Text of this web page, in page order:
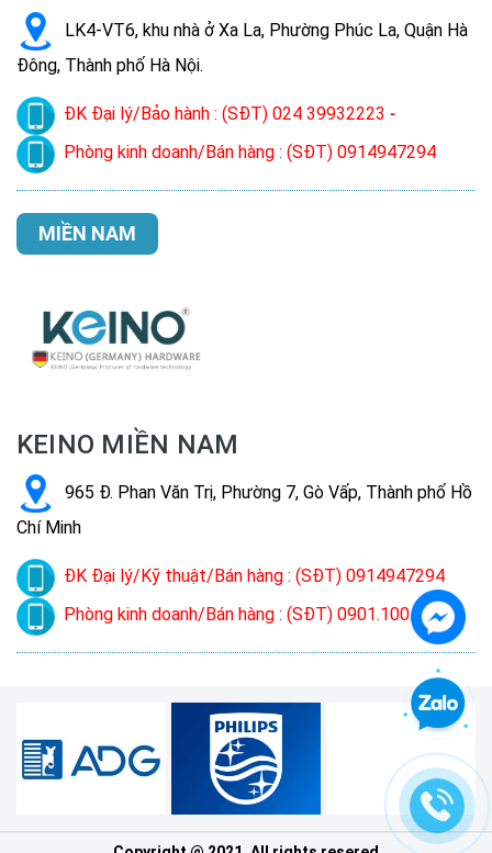
LK4-VT6, khu nhà ở Xa La, Phường Phúc La, Quận Hà
Đông, Thành phố Hà Nội.
ĐK Đại lý/Bảo hành : (SĐT) 024 39932223 -
Phòng kinh doanh/Bán hàng : (SĐT) 0914947294
MIỀN NAM
KEINO MIỀN NAM
965 Đ. Phan Văn Trị, Phường 7, Gò Vấp, Thành phố Hồ
Chí Minh
ĐK Đại lý/Kỹ thuật/Bán hàng : (SĐT) 0914947294
Phòng kinh doanh/Bán hàng : (SĐT) 0901.100.022